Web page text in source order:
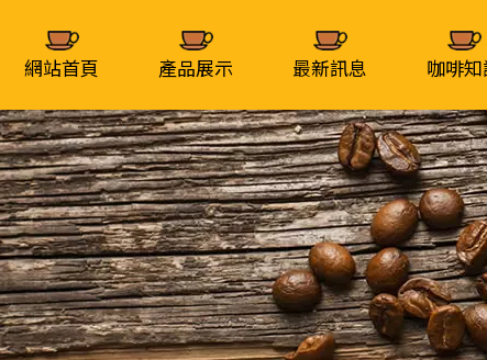
網站首頁 產品展示 最新訊息 咖啡